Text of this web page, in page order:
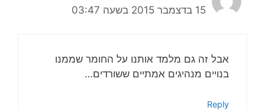
15 בדצמבר 2015 בשעה 03:47
אבל זה גם מלמד אותנו על החומר שממנו
בנויים מנהיגים אמתיים ששורדים…
Reply